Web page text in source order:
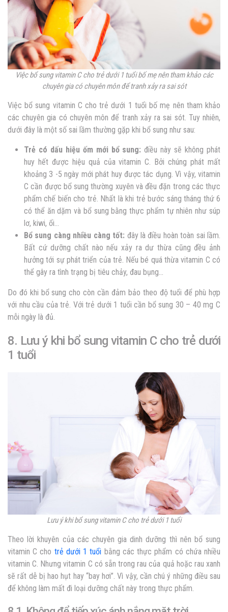
Việc bổ sung vitamin C cho trẻ dưới 1 tuổi bố mẹ nên tham khảo các
chuyên gia có chuyên môn để tranh xảy ra sai sót
Việc bổ sung vitamin C cho trẻ dưới 1 tuổi bố mẹ nên tham khảo
các chuyên gia có chuyên môn để tranh xảy ra sai sót. Tuy nhiên,
dưới đây là một số sai lầm thường gặp khi bổ sung như sau:
Trẻ có dấu hiệu ốm mới bổ sung: điều này sẽ không phát
huy hết được hiệu quả của vitamin C. Bởi chúng phát mất
khoảng 3 -5 ngày mới phát huy được tác dụng. Vì vậy, vitamin
C cần được bổ sung thường xuyên và đều đặn trong các thực
phẩm chế biến cho trẻ. Nhất là khi trẻ bước sáng tháng thứ 6
có thể ăn dặm và bổ sung bằng thực phẩm tự nhiên như súp
lơ, kiwi, ổi…
Bổ sung càng nhiều càng tốt: đây là điều hoàn toàn sai lầm.
Bất cứ dưỡng chất nào nếu xảy ra dư thừa cũng đều ảnh
hưởng tới sự phát triển của trẻ. Nếu bé quá thừa vitamin C có
thể gây ra tình trạng bị tiêu chảy, đau bụng…
Do đó khi bổ sung cho còn cần đảm bảo theo độ tuổi để phù hợp
với nhu cầu của trẻ. Với trẻ dưới 1 tuổi cần bổ sung 30 – 40 mg C
mỗi ngày là đủ.
8. Lưu ý khi bổ sung vitamin C cho trẻ dưới
1 tuổi
Lưu ý khi bổ sung vitamin C cho trẻ dưới 1 tuổi
Theo lời khuyên của các chuyên gia dinh dưỡng thì nên bổ sung
vitamin C cho trẻ dưới 1 tuổi bằng các thực phẩm có chứa nhiều
vitamin C. Nhưng vitamin C có sẵn trong rau của quả hoặc rau xanh
sẽ rất dễ bị hao hụt hay “bay hơi”. Vì vậy, cần chú ý những điều sau
để không làm mất đi loại dưỡng chất này trong thực phẩm.